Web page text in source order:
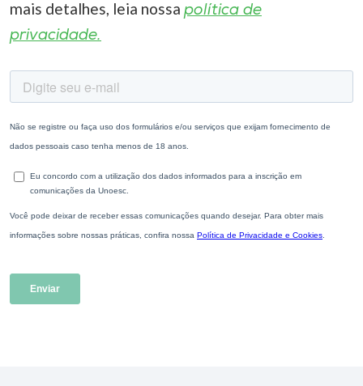
mais detalhes, leia nossa política de
privacidade.